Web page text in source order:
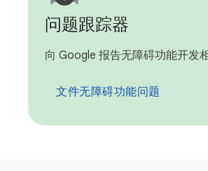
问题跟踪器
向 Google 报告无障碍功能开发
文件无障碍功能问题